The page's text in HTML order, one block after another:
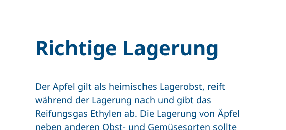
Richtige Lagerung
Der Apfel gilt als heimisches Lagerobst, reift
während der Lagerung nach und gibt das
Reifungsgas Ethylen ab. Die Lagerung von Äpfel
neben anderen Obst- und Gemüsesorten sollte